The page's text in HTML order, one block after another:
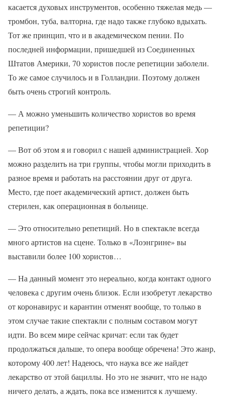
касается духовых инструментов, особенно тяжелая медь —
тромбон, туба, валторна, где надо также глубоко вдыхать.
Тот же принцип, что и в академическом пении. По
последней информации, пришедшей из Соединенных
Штатов Америки, 70 хористов после репетиции заболели.
То же самое случилось и в Голландии. Поэтому должен
быть очень строгий контроль.
— А можно уменьшить количество хористов во время
репетиции?
— Вот об этом я и говорил с нашей администрацией. Хор
можно разделить на три группы, чтобы могли приходить в
разное время и работать на расстоянии друг от друга.
Место, где поет академический артист, должен быть
стерилен, как операционная в больнице.
— Это относительно репетиций. Но в спектакле всегда
много артистов на сцене. Только в «Лоэнгрине» вы
выставили более 100 хористов…
— На данный момент это нереально, когда контакт одного
человека с другим очень близок. Если изобретут лекарство
от коронавирус и карантин отменят вообще, то только в
этом случае такие спектакли с полным составом могут
идти. Во всем мире сейчас кричат: если так будет
продолжаться дальше, то опера вообще обречена! Это жанр,
которому 400 лет! Надеюсь, что наука все же найдет
лекарство от этой бациллы. Но это не значит, что не надо
ничего делать, а ждать, пока все изменится к лучшему.